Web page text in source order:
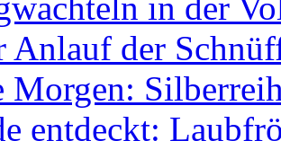
Anlauf der
Morgen:
entdeckt: